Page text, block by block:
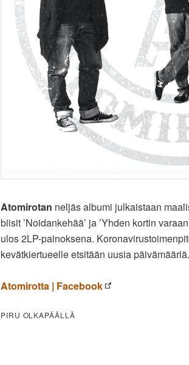
Atomirotan neljäs albumi julkaistaan
biisit ’Noidankehää’ ja ’Yhden kortin
ulos 2LP-painoksena.
kevätkiertueelle etsitään uusia päivämääriä.
Atomirotta | Facebook
PIRU OLKAPÄÄLLÄ